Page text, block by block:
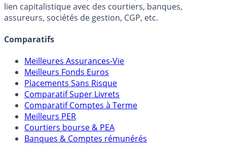
lien capitalistique avec des courtiers, banques,
assureurs, sociétés de gestion, CGP, etc.
Comparatifs
Meilleures Assurances-Vie
Meilleurs Fonds Euros
Placements Sans Risque
Comparatif Super Livrets
Comparatif Comptes à Terme
Meilleurs PER
Courtiers bourse & PEA
Banques & Comptes rémunérés